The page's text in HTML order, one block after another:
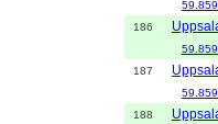
186
187
188